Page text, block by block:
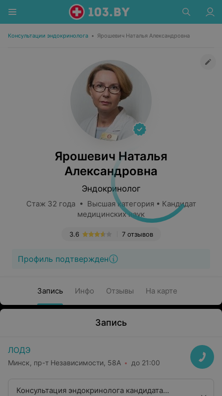
Консультации эндокринолога • Ярошевич Наталья Александровна
Ярошевич Наталья
Александровна
Эндокринолог
Стаж 32 года • Высшая категория • Кандидат
медицинских наук
7 отзывов
3.6
Профиль подтвержден
Запись Инфо Отзывы На карте
Запись
ЛОДЭ
Минск, пр-т Независимости, 58А до 21:00
Консультация эндокринолога кандидата